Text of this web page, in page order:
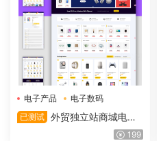
电子产品
电子数码
已测试 外贸独立站商城电子
产品类外贸主题整站wordpre
199